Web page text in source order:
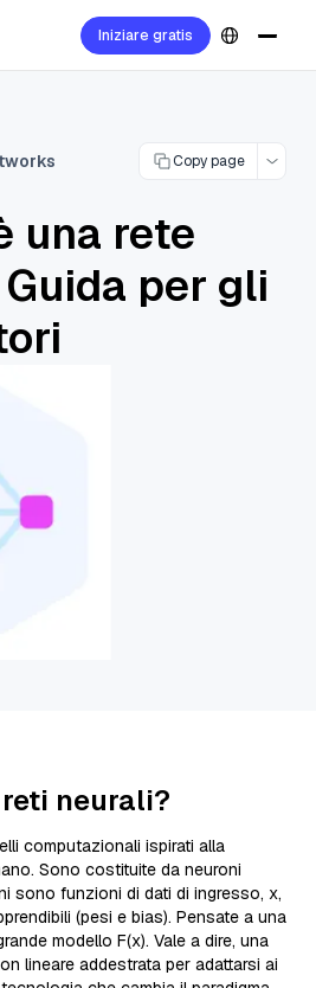
Iniziare gratis
Copy page
una rete
per gli
neurali?
computazionali ispirati alla
Sono costituite da neuroni
sono funzioni di dati di ingresso, x,
(pesi e bias). Pensate a una
modello F(x). Vale a dire, una
lineare addestrata per adattarsi ai